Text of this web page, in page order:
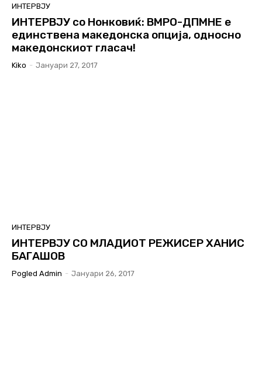
ИНТЕРВЈУ
ИНТЕРВЈУ со Нонковиќ: ВМРО-ДПМНЕ е
единствена македонска опција, односно
македонскиот гласач!
Kiko - Јануари 27, 2017
ИНТЕРВЈУ
ИНТЕРВЈУ СО МЛАДИОТ РЕЖИСЕР ХАНИС
БАГАШОВ
Pogled Admin - Јануари 26, 2017